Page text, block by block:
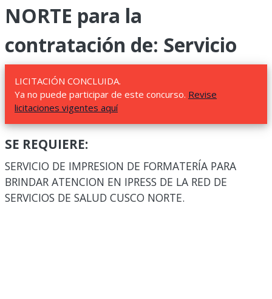
NORTE para la
contratación de: Servicio
LICITACIÓN CONCLUIDA.
Ya no puede participar de este concurso. Revise
licitaciones vigentes aquí
SE REQUIERE:
SERVICIO DE IMPRESION DE FORMATERÍA PARA
BRINDAR ATENCION EN IPRESS DE LA RED DE
SERVICIOS DE SALUD CUSCO NORTE.